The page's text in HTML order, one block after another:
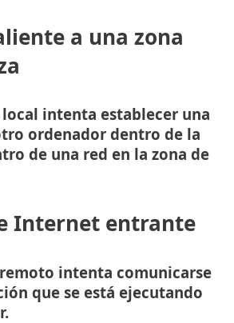
a una zona
intenta establecer una
ordenador dentro de la
de una red en la zona de
Internet entrante
intenta comunicarse
que se está ejecutando